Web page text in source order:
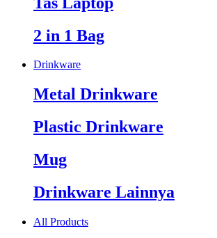
2 in 1 Bag
Drinkware
Metal Drinkware
Plastic Drinkware
Mug
Drinkware Lainnya
All Products